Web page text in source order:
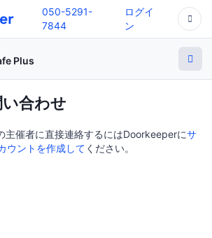
050-5291-
7844
ログイ
ン
Plus
合わせ
主催者に直接連絡するにはDoorkeeperにサ
ウントを作成して ください。